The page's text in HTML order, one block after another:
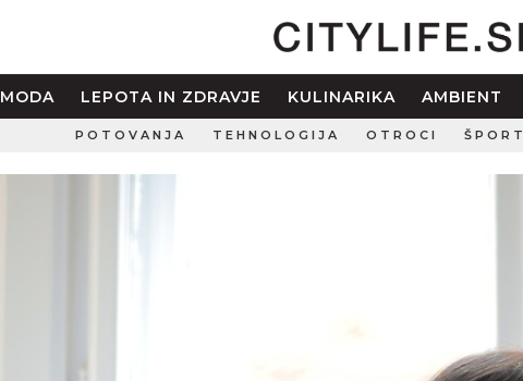
MODA LEPOTA IN ZDRAVJE KULINARIKA AMBIENT
POTOVANJA TEHNOLOGIJA OTROCI ŠPORT